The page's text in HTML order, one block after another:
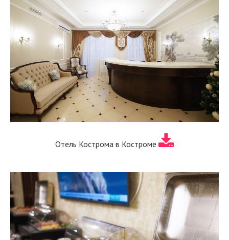
Отель Кострома в Костроме